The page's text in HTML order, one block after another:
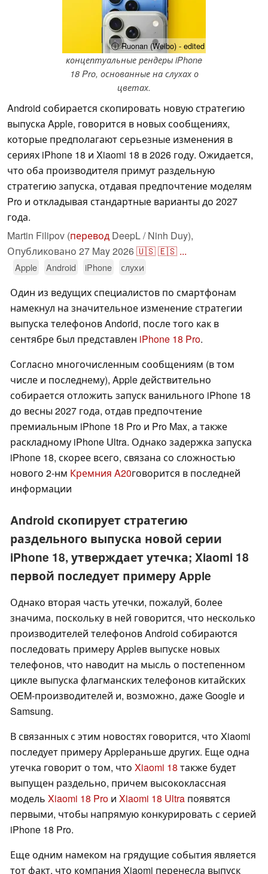
ⓘ Ruonan (Weibo) - edited
концептуальные рендеры iPhone
18 Pro, основанные на слухах о
цветах.
Android собирается скопировать новую стратегию
выпуска Apple, говорится в новых сообщениях,
которые предполагают серьезные изменения в
сериях iPhone 18 и Xiaomi 18 в 2026 году. Ожидается,
что оба производителя примут раздельную
стратегию запуска, отдавая предпочтение моделям
Pro и откладывая стандартные варианты до 2027
года.
Martin Filipov (перевод DeepL / Ninh Duy),
Опубликовано 27 May 2026🇺🇸🇪🇸 ...
Apple Android iPhone слухи
Один из ведущих специалистов по смартфонам
намекнул на значительное изменение стратегии
выпуска телефонов Andorid, после того как в
сентябре был представлен iPhone 18 Pro.
Согласно многочисленным сообщениям (в том
числе и последнему), Apple действительно
собирается отложить запуск ванильного iPhone 18
до весны 2027 года, отдав предпочтение
премиальным iPhone 18 Pro и Pro Max, а также
раскладному iPhone Ultra. Однако задержка запуска
iPhone 18, скорее всего, связана со сложностью
нового 2-нм Кремния A20говорится в последней
информации
Android скопирует стратегию
раздельного выпуска новой серии
iPhone 18, утверждает утечка; Xiaomi 18
первой последует примеру Apple
Однако вторая часть утечки, пожалуй, более
значима, поскольку в ней говорится, что несколько
производителей телефонов Android собираются
последовать примеру Appleв выпуске новых
телефонов, что наводит на мысль о постепенном
цикле выпуска флагманских телефонов китайских
OEM-производителей и, возможно, даже Google и
Samsung.
В связанных с этим новостях говорится, что Xiaomi
последует примеру Appleраньше других. Еще одна
утечка говорит о том, что Xiaomi 18 также будет
выпущен раздельно, причем высококлассная
модель Xiaomi 18 Pro и Xiaomi 18 Ultra появятся
первыми, чтобы напрямую конкурировать с серией
iPhone 18 Pro.
Еще одним намеком на грядущие события является
тот факт, что компания Xiaomi перенесла выпуск